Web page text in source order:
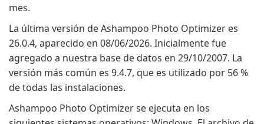
mes.
La última versión de Ashampoo Photo Optimizer es
26.0.4, aparecido en 08/06/2026. Inicialmente fue
agregado a nuestra base de datos en 29/10/2007. La
versión más común es 9.4.7, que es utilizado por 56 %
de todas las instalaciones.
Ashampoo Photo Optimizer se ejecuta en los